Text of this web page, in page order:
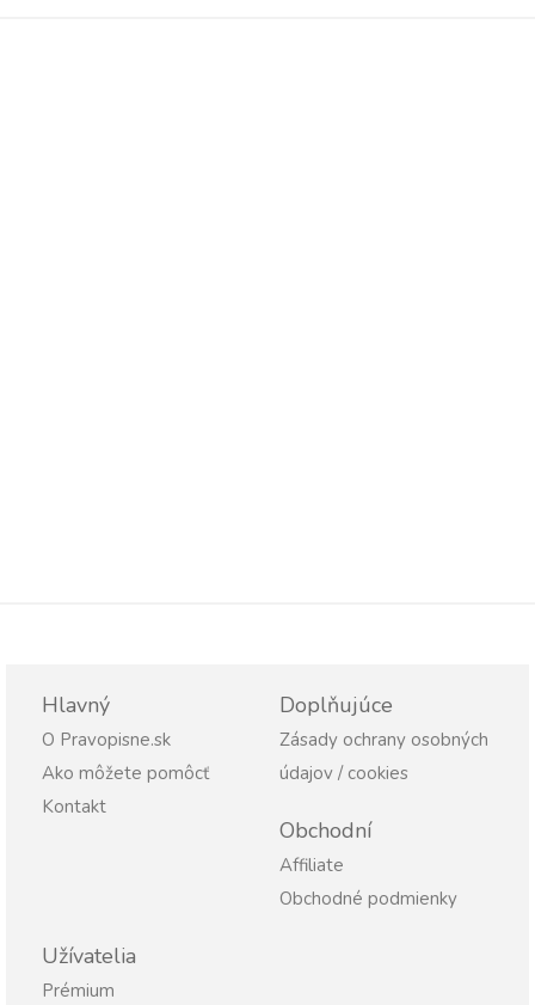
Hlavný
O Pravopisne.sk
Ako môžete pomôcť
Kontakt
Doplňujúce
Zásady ochrany osobných
údajov / cookies
Obchodní
Affiliate
Obchodné podmienky
Užívatelia
Prémium